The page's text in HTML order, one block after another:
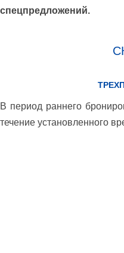
спецпредложений.
В период раннего
течение установленного